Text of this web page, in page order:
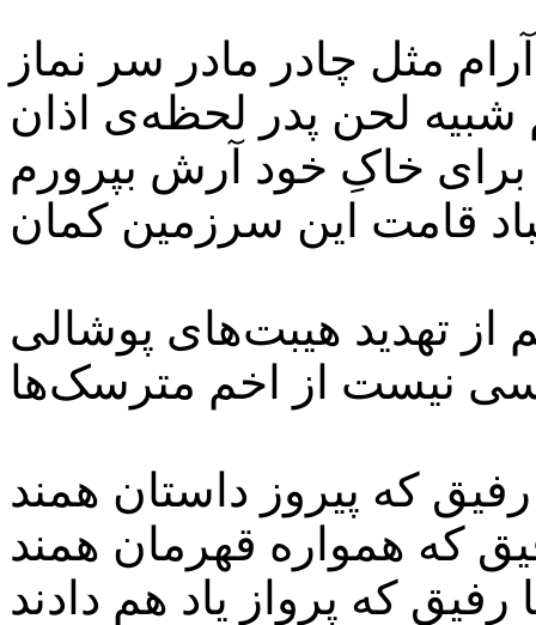
آرام مثل چادر مادر سر نماز
لحن پدر لحظه‌ی اذان
برای خاکِ خود آرش بپرورم
از تهدید هیبت‌های پوشالی
رفیق که پیروز داستان همند
که همواره قهرمان همند
رفیق که پرواز یاد هم دادند